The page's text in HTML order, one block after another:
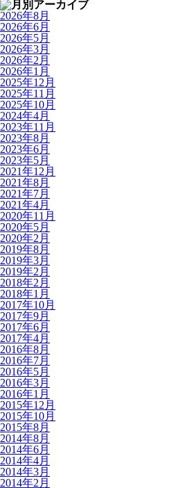
2026年8月
2026年6月
2026年5月
2026年3月
2026年2月
2026年1月
2025年12月
2025年11月
2025年10月
2024年4月
2023年11月
2023年8月
2023年6月
2023年5月
2021年12月
2021年8月
2021年7月
2021年4月
2020年11月
2020年5月
2020年2月
2019年8月
2019年3月
2019年2月
2018年2月
2018年1月
2017年10月
2017年9月
2017年6月
2017年4月
2016年8月
2016年7月
2016年5月
2016年3月
2016年1月
2015年12月
2015年10月
2015年8月
2014年8月
2014年6月
2014年4月
2014年3月
2014年2月